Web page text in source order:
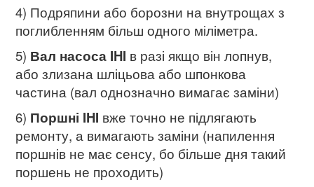
4) Подряпини або борозни на внутрощах з
поглибленням більш одного міліметра.
5) Вал насоса IHI в разі якщо він лопнув,
або злизана шліцьова або шпонкова
частина (вал однозначно вимагає заміни)
6) Поршні IHI вже точно не підлягають
ремонту, а вимагають заміни (напилення
поршнів не має сенсу, бо більше дня такий
поршень не проходить)